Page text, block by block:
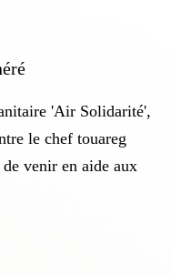
'Air Solidarité',
le chef touareg
venir en aide aux